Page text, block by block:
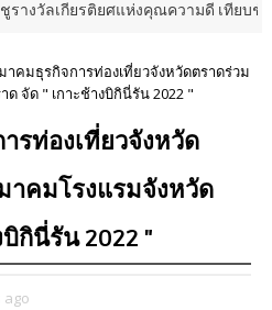
แห่งคุณความดี เทียบชั้นเวทีระดับสากล ...
าคมธุรกิจการท่องเที่ยวจังหวัดตราดร่วม
จัด " เกาะช้างบิกินี่รัน 2022 "
รท่องเที่ยวจังหวัด
าคมโรงแรมจังหวัด
กินี่รัน 2022 "
ago